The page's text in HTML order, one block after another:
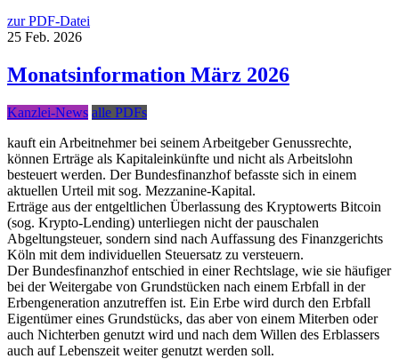
zur PDF-Datei
25 Feb. 2026
Monatsinformation März 2026
Kanzlei-News alle PDFs
kauft ein Arbeitnehmer bei seinem Arbeitgeber Genussrechte,
können Erträge als Kapitaleinkünfte und nicht als Arbeitslohn
besteuert werden. Der Bundesfinanzhof befasste sich in einem
aktuellen Urteil mit sog. Mezzanine-Kapital.
Erträge aus der entgeltlichen Überlassung des Kryptowerts Bitcoin
(sog. Krypto-Lending) unterliegen nicht der pauschalen
Abgeltungsteuer, sondern sind nach Auffassung des Finanzgerichts
Köln mit dem individuellen Steuersatz zu versteuern.
Der Bundesfinanzhof entschied in einer Rechtslage, wie sie häufiger
bei der Weitergabe von Grundstücken nach einem Erbfall in der
Erbengeneration anzutreffen ist. Ein Erbe wird durch den Erbfall
Eigentümer eines Grundstücks, das aber von einem Miterben oder
auch Nichterben genutzt wird und nach dem Willen des Erblassers
auch auf Lebenszeit weiter genutzt werden soll.